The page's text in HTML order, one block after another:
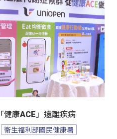
健康ACE」遠離疾病
衛生福利部國民健康署